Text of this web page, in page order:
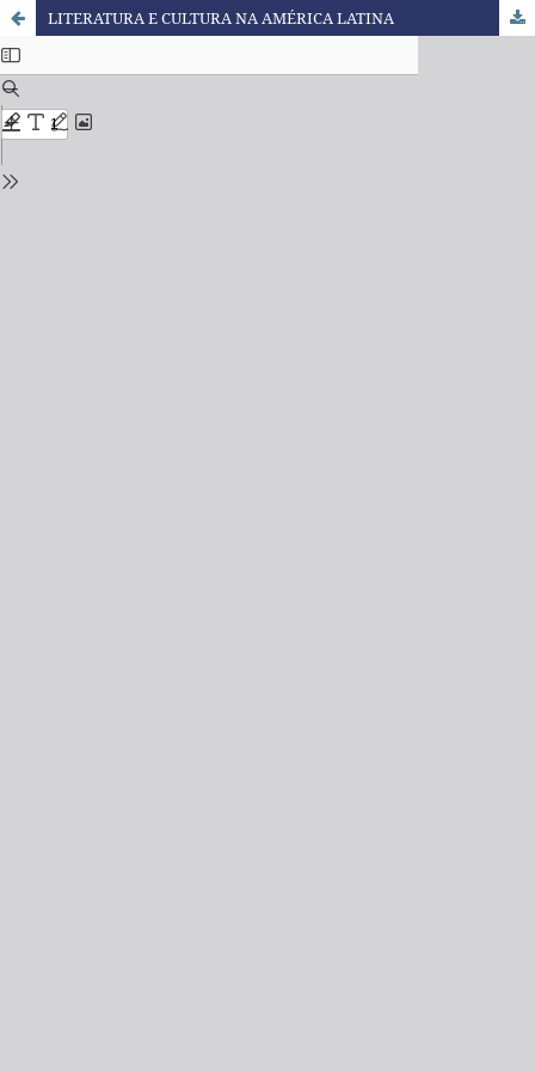
LITERATURA E CULTURA NA AMÉRICA LATINA